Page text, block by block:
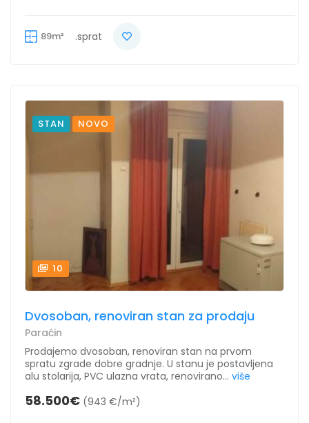
89m² .sprat
STAN NOVO
10
Dvosoban, renoviran stan za prodaju
Paraćin
Prodajemo dvosoban, renoviran stan na prvom
spratu zgrade dobre gradnje. U stanu je postavljena
alu stolarija, PVC ulazna vrata, renovirano... više
58.500€ (943 €/m²)